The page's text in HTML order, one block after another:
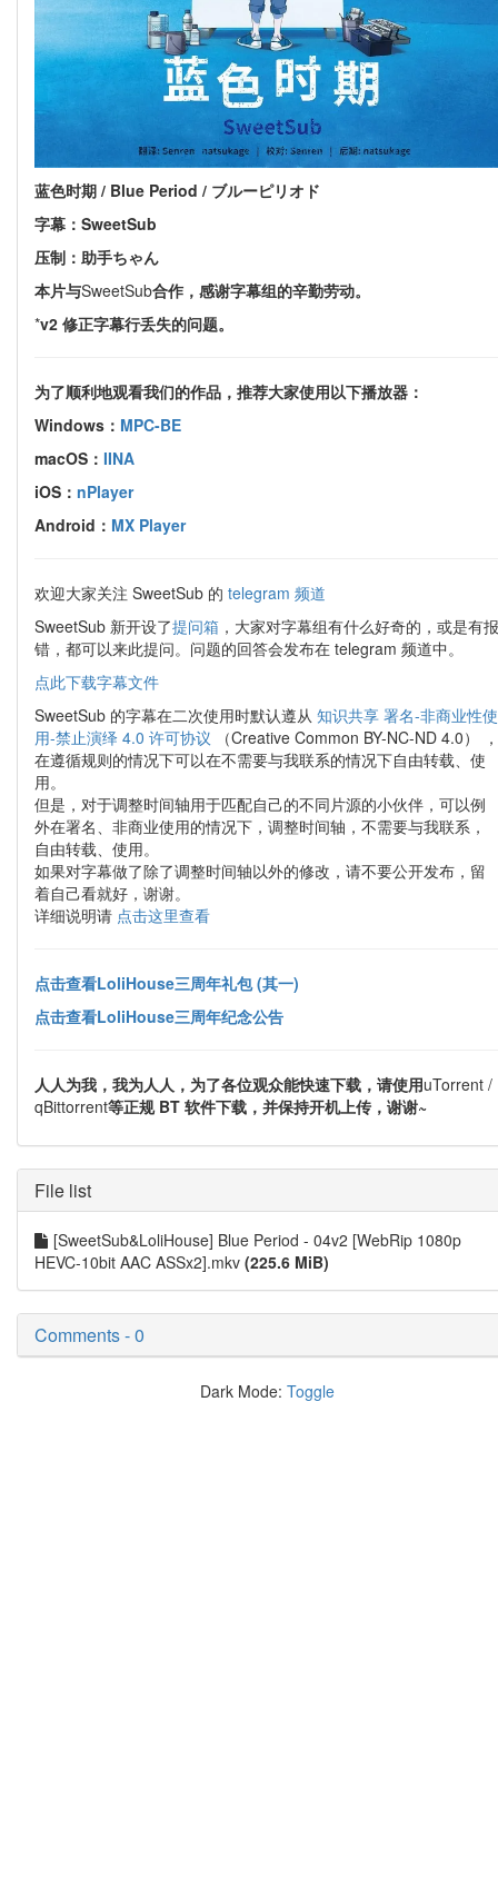
蓝色时期 / Blue Period / ブルーピリオド
字幕：SweetSub
压制：助手ちゃん
本片与SweetSub合作，感谢字幕组的辛勤劳动。
*v2 修正字幕行丢失的问题。
为了顺利地观看我们的作品，推荐大家使用以下播放器：
Windows： MPC-BE
macOS： IINA
iOS： nPlayer
Android： MX Player
欢迎大家关注 SweetSub 的 telegram 频道
SweetSub 新开设了提问箱 ，大家对字幕组有什么好奇的，或是有报
错，都可以来此提问。问题的回答会发布在 telegram 频道中。
点此下载字幕文件
SweetSub 的字幕在二次使用时默认遵从 知识共享 署名-非商业性使
用-禁止演绎 4.0 许可协议 （Creative Common BY-NC-ND 4.0） ，
在遵循规则的情况下可以在不需要与我联系的情况下自由转载、使
用。
但是，对于调整时间轴用于匹配自己的不同片源的小伙伴，可以例
外在署名、非商业使用的情况下，调整时间轴，不需要与我联系，
自由转载、使用。
如果对字幕做了除了调整时间轴以外的修改，请不要公开发布，留
着自己看就好，谢谢。
详细说明请 点击这里查看
点击查看LoliHouse三周年礼包 (其一)
点击查看LoliHouse三周年纪念公告
人人为我，我为人人，为了各位观众能快速下载，请使用uTorrent /
qBittorrent等正规 BT 软件下载，并保持开机上传，谢谢~
File list
[SweetSub&LoliHouse] Blue Period - 04v2 [WebRip 1080p
HEVC-10bit AAC ASSx2].mkv (225.6 MiB)
Comments - 0
Dark Mode: Toggle